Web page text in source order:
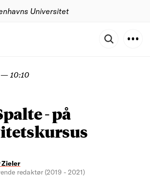
Universitet
— 10:10
- på
redaktør (2019 - 2021)